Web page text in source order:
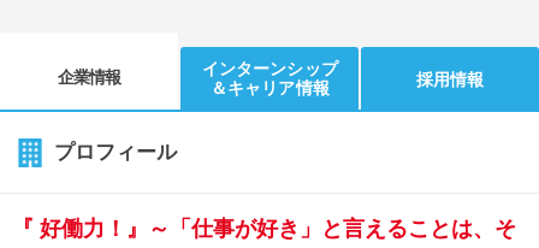
企業情報
インターンシップ
＆キャリア情報
採用情報
プロフィール
『 好働力！』～「仕事が好き」と言えることは、そ